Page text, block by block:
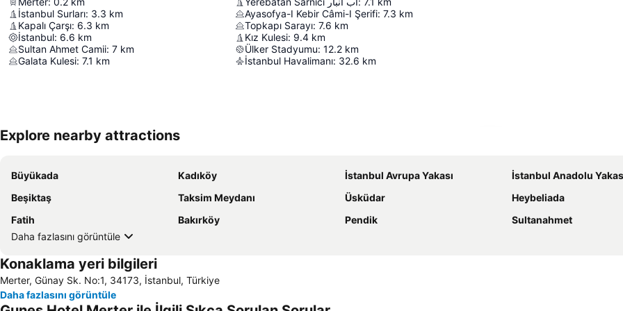
İstanbul Surları: 3.3 km
Kapalı Çarşı: 6.3 km
İstanbul: 6.6 km
Sultan Ahmet Camii: 7 km
Galata Kulesi: 7.1 km
Ayasofya-I Kebir Câmi-I Şerifi: 7.3 km
Topkapı Sarayı: 7.6 km
Kız Kulesi: 9.4 km
Ülker Stadyumu: 12.2 km
İstanbul Havalimanı: 32.6 km
Explore nearby attractions
Büyükada Kadıköy İstanbul Avrupa Yakası
İstanbul Anadolu
Beşiktaş
Taksim Meydanı Üsküdar
Heybeliada
Fatih
Bakırköy Pendik
Sultanahmet
Daha fazlasını görüntüle
Konaklama yeri bilgileri
Merter, Günay Sk. No:1, 34173, İstanbul, Türkiye
Daha fazlasını görüntüle